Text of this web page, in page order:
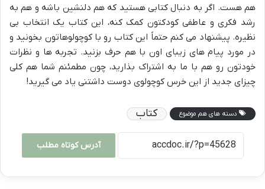
هم هست. اگر به دنبال کتابی هستید که هم دلنشین باشه و هم به
رشد فکری و عاطفی کودکتون کمک کنه، این کتاب یک انتخاب بی
نظیره. پیشنهاد می کنم حتماً این کتاب رو با کوچولوهاتون بخونید و
در مورد پیام های زیبای اون با هم حرف بزنید. تجربه ها و نظرات
خودتون رو هم با ما به اشتراک بذارید، چون مطمئنم شما هم کلی
چیزای جدید از این خرس کوچولوی دوست داشتنی یاد می گیرید!
دسته های هم موضوع کتاب
آدرس کوتاه مطلب